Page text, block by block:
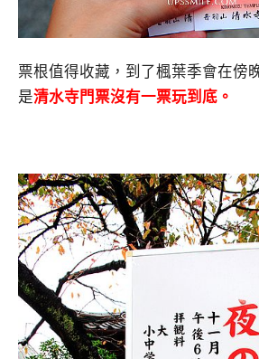
票根值得收藏，到了楓葉季會在傍
是清水寺門票沒有一票玩到底。